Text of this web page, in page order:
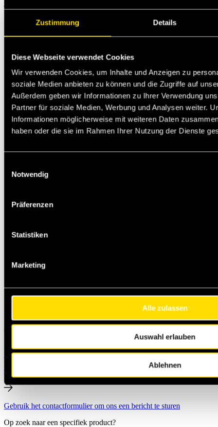
Zustimmung Details
Diese Webseite verwendet Cookies
Wir verwenden Cookies, um Inhalte und Anzeigen zu
soziale Medien anbieten zu können und die Zugriffe auf
Außerdem geben wir Informationen zu Ihrer Verwendung
Partner für soziale Medien, Werbung und Analysen weiter.
Informationen möglicherweise mit weiteren Daten
haben oder die sie im Rahmen Ihrer Nutzung der Dienste
Notwendig
Präferenzen
Statistiken
Marketing
Alle zulassen
Auswahl erlauben
Ablehnen
Technischer Support
+49 231 444 247 65
Michael.Jann@masteroil.com
Contactformulier
Gebruik het contactformulier om ons een bericht te sturen
Op zoek naar een specifiek product?